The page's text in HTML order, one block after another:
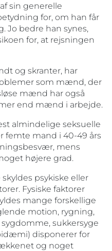
sin generelle
for, om han får
Jo bedre han synes,
for, at rejsningen
og skranter, har
som mænd, der
mænd har også
end mænd i arbejde.
almindelige seksuelle
femte mand i 40-49 års
mens
højere grad.
psykiske eller
Fysiske faktorer
mange forskellige
motion, rygning,
sukkersyge
disponerer for
og noget